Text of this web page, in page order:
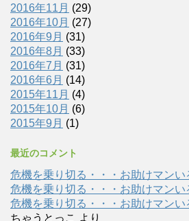
2016年11月 (29)
2016年10月 (27)
2016年9月 (31)
2016年8月 (33)
2016年7月 (31)
2016年6月 (14)
2015年11月 (4)
2015年10月 (6)
2015年9月 (1)
最近のコメント
危機を乗り切る・・・お助けマンい
危機を乗り切る・・・お助けマンい
危機を乗り切る・・・お助けマンい
ちゃうとっこ より